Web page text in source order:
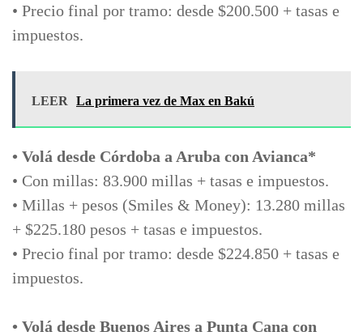
• Precio final por tramo: desde $200.500 + tasas e
impuestos.
LEER La primera vez de Max en Bakú
• Volá desde Córdoba a Aruba con Avianca*
• Con millas: 83.900 millas + tasas e impuestos.
• Millas + pesos (Smiles & Money): 13.280 millas
+ $225.180 pesos + tasas e impuestos.
• Precio final por tramo: desde $224.850 + tasas e
impuestos.
• Volá desde Buenos Aires a Punta Cana con